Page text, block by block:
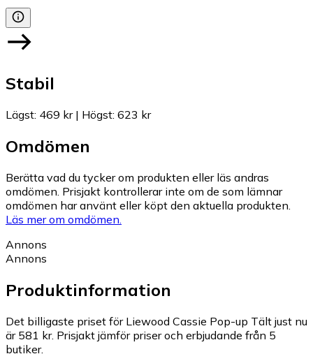
Stabil
Lägst: 469 kr| Högst: 623 kr
Omdömen
Berätta vad du tycker om produkten eller läs andras
omdömen. Prisjakt kontrollerar inte om de som lämnar
omdömen har använt eller köpt den aktuella produkten.
Läs mer om omdömen.
Annons
Annons
Produktinformation
Det billigaste priset för Liewood Cassie Pop-up Tält just nu
är 581 kr. Prisjakt jämför priser och erbjudande från 5
butiker.